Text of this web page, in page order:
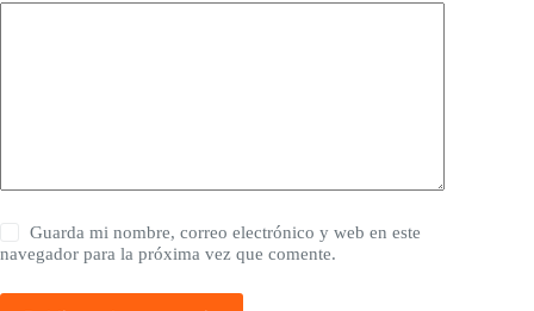
Guarda mi nombre, correo electrónico y web en este
navegador para la próxima vez que comente.